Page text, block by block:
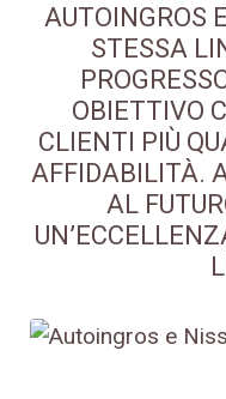
AUTOINGROS
STESSA
OBIETTIVO
CLIENTI PIÙ
AFFIDABILITÀ.
AL